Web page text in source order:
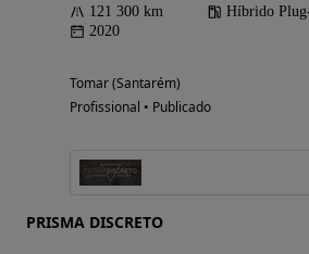
121 300 km Híbrido
2020
Tomar (Santarém)
Profissional • Publicado
PRISMA DISCRETO